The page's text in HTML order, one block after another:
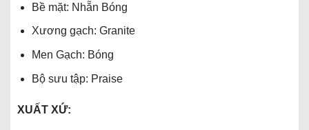
Bề mặt: Nhẵn Bóng
Xương gạch: Granite
Men Gạch: Bóng
Bộ sưu tập: Praise
XUẤT XỨ: